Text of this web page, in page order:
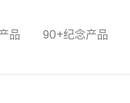
品 90+纪念产品